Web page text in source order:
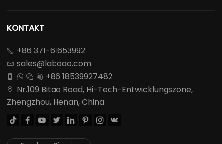
KONTAKT
 +86 371-61653992
 sales@laboao.com
    +86 18539927482

Nr.109 Bitao Road, Hi-Tech-Entwicklungszone,
Zhengzhou, Henan, China
       